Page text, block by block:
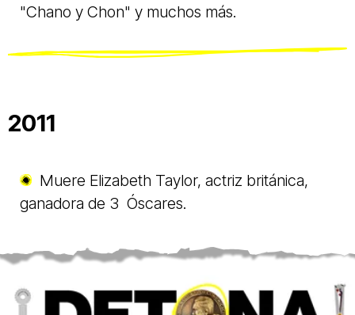
"Chano y Chon" y muchos más.
2011
Muere Elizabeth Taylor, actriz británica,
ganadora de 3 Óscares.